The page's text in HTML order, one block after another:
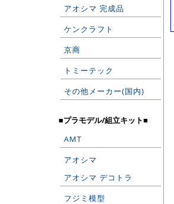
アオシマ 完成品
ケンクラフト
京商
トミーテック
その他メーカー(国内)
■プラモデル/組立キット■
AMT
アオシマ
アオシマ デコトラ
フジミ模型